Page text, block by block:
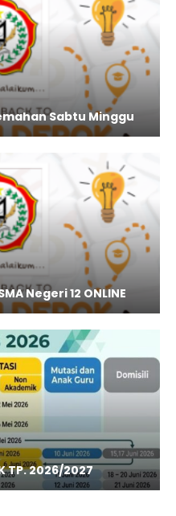
Sabtu Minggu
Negeri 12 ONLINE
TP. 2026/2027